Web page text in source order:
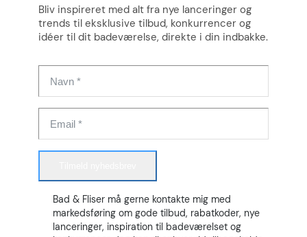
Bliv inspireret med alt fra nye lanceringer og
trends til eksklusive tilbud, konkurrencer og
idéer til dit badeværelse, direkte i din indbakke.
Bad & Fliser må gerne kontakte mig med
markedsføring om gode tilbud, rabatkoder, nye
lanceringer, inspiration til badeværelset og